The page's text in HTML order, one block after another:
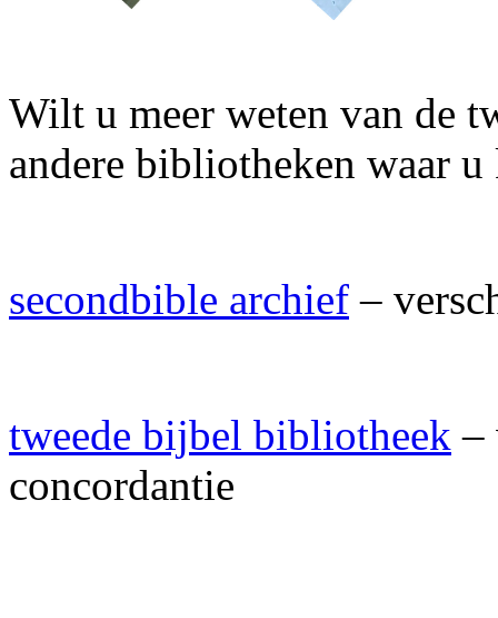
Wilt u meer weten van de
andere bibliotheken waar
secondbible archief –
tweede bijbel bibliotheek –
concordantie